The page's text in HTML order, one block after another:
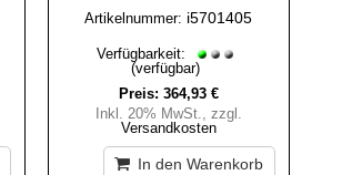
Artikelnummer: i5701405
Verfügbarkeit:
(verfügbar)
Preis: 364,93 €
Inkl. 20% MwSt., zzgl.
Versandkosten
In den Warenkorb